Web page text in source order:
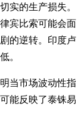
实的生产损失。
宾比索可能会面
的逆转。印度卢
。
当市场波动性指
能反映了泰铢易